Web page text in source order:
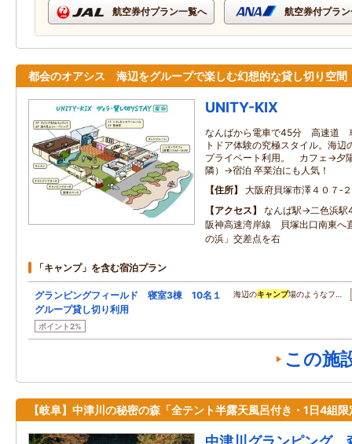
航空券付プラン一覧へ 航空券付プラ
都会のオアシス 海辺をグループで楽しむ幻想的な貸し切り空
UNITY-KIX
なんばから電車で45分 高速道
トドア体験の究極スタイル。海
プライベート利用。 カフェ→夕
隣）→宿泊 卒業泊にも人気！
住所
大阪府貝塚市澤４０７‐
アクセス
なんば駅→二色浜
阪神高速湾岸線 貝塚出口南東へ
の浜」交差点を右
「キャンプ」を含む宿泊プラン
グランピングフィールド 寝室3棟 10名１
グループ貸し切り利用
ポイント2%
海辺のキャンプ場のようなフ…
この施
【岐阜】中津川の秘密の森「全テント半露天風呂付き・1日4組限